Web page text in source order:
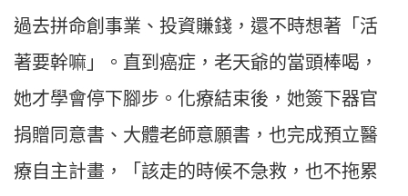
過去拼命創事業、投資賺錢，還不時想著「活
著要幹嘛」。直到癌症，老天爺的當頭棒喝，
她才學會停下腳步。化療結束後，她簽下器官
捐贈同意書、大體老師意願書，也完成預立醫
療自主計畫，「該走的時候不急救，也不拖累